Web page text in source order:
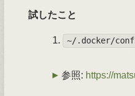
試したこと
~/.docker/
参照: https://